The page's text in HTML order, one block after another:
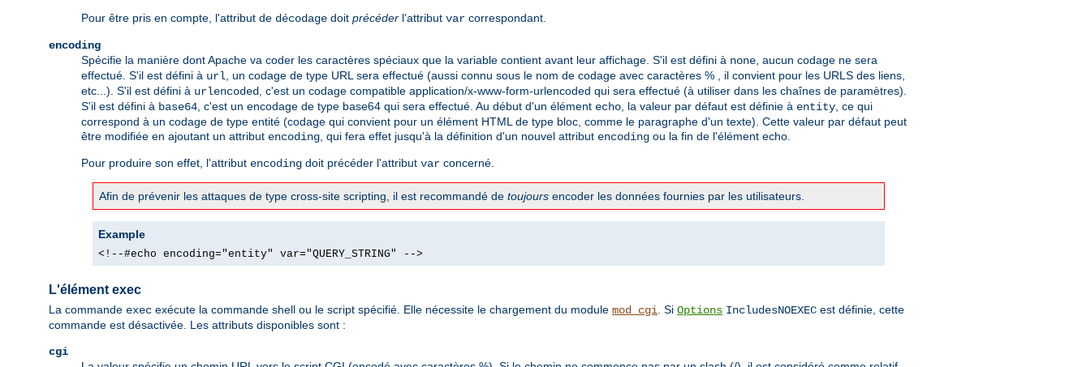
Pour être pris en compte, l'attribut de décodage doit précéder l'attribut var correspondant.
encoding
Spécifie la manière dont Apache va coder les caractères spéciaux que la variable contient avant leur affichage. S'il est défini à none , aucun codage ne sera
effectué. S'il est défini à url , un codage de type URL sera effectué (aussi connu sous le nom de codage avec caractères % , il convient pour les URLS des liens,
etc...). S'il est défini à urlencoded
, c'est un codage compatible application/x-www-form-urlencoded qui sera effectué (à utiliser dans les chaînes de paramètres).
S'il est défini à base64 , c'est un encodage de type base64 qui sera effectué. Au début d'un élément echo , la valeur par défaut est définie à entity , ce qui
correspond à un codage de type entité (codage qui convient pour un élément HTML de type bloc, comme le paragraphe d'un texte). Cette valeur par défaut peut
être modifiée en ajoutant un attribut encoding , qui fera effet jusqu'à la définition d'un nouvel attribut encoding ou la fin de l'élément echo.
Pour produire son effet, l'attribut encoding doit précéder l'attribut var concerné.
Afin de prévenir les attaques de type cross-site scripting, il est recommandé de toujours encoder les données fournies par les utilisateurs.
Example
<!--#echo encoding="entity" var="QUERY_STRING" -->
L'élément exec
La commande exec exécute la commande shell ou le script spécifié. Elle nécessite le chargement du module mod_cgi. Si Options IncludesNOEXEC est définie, cette
commande est désactivée. Les attributs disponibles sont :
cgi